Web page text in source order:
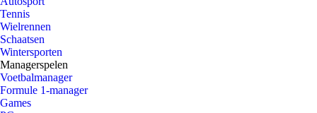
Tennis
Wielrennen
Schaatsen
Wintersporten
Managerspelen
Voetbalmanager
Formule 1-manager
Games